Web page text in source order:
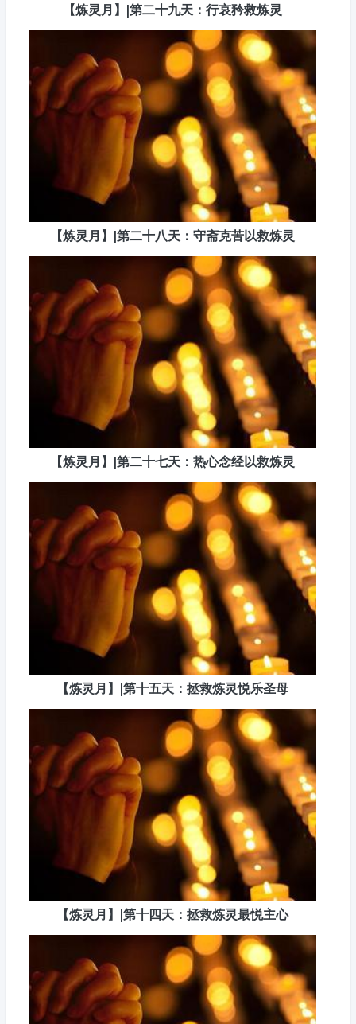
【炼灵月】|第二十九天：行哀矜救炼灵
【炼灵月】|第二十八天：守斋克苦以救炼灵
【炼灵月】|第二十七天：热心念经以救炼灵
【炼灵月】|第十五天：拯救炼灵悦乐圣母
【炼灵月】|第十四天：拯救炼灵最悦主心